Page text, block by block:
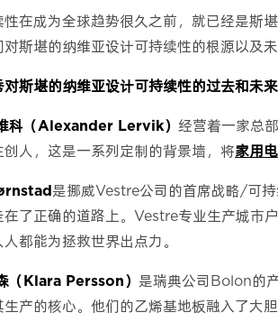
性在成为全球趋势很久之前，就已经是斯
斯堪的纳维亚设计可持续性的根源以及未
对斯堪的纳维亚设计可持续性的过去和未
科（Alexander Lervik） 经营着一家总
创人，这是一系列定制的背景墙，将家用
是挪威Vestre公司的首席战略/可
在了正确的道路上。Vestre专业生产城市
都能为拯救世界出点力。
（Klara Persson） 是瑞典公司Bolon的
产的核心。他们的乙烯基地板融入了大